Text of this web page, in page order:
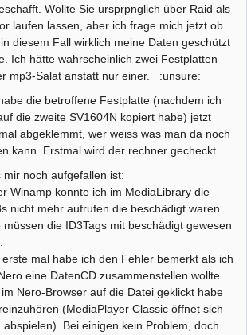
Wollte Sie ursprpnglich über Raid als
laufen lassen, aber ich frage mich jetzt ob
diesem Fall wirklich meine Daten geschützt
Ich hätte wahrscheinlich zwei Festplatten
mp3-Salat anstatt nur einer. :unsure:
die betroffene Festplatte (nachdem ich
die zweite SV1604N kopiert habe) jetzt
abgeklemmt, wer weiss was man da noch
kann. Erstmal wird der rechner gecheckt.
mir noch aufgefallen ist:
Winamp konnte ich im MediaLibrary die
nicht mehr aufrufen die beschädigt waren.
müssen die ID3Tags mit beschädigt gewesen
erste mal habe ich den Fehler bemerkt als ich
eine DatenCD zusammenstellen wollte
Nero-Browser auf die Datei geklickt habe
(MediaPlayer Classic öffnet sich
abspielen). Bei einigen kein Problem, doch